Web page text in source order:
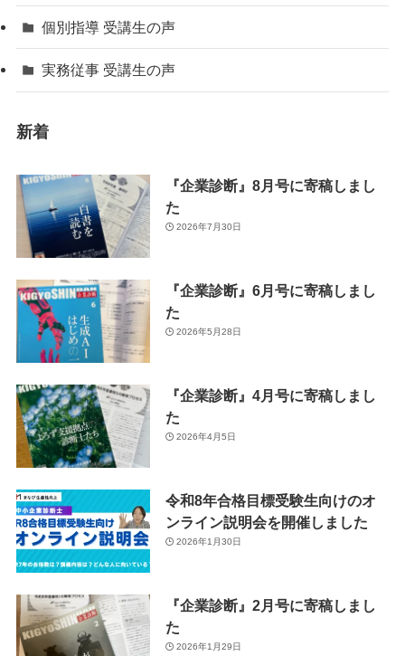
個別指導 受講生の声
実務従事 受講生の声
新着
『企業診断』8月号に寄稿しまし
た
2026年7月30日
『企業診断』6月号に寄稿しまし
た
2026年5月28日
『企業診断』4月号に寄稿しまし
た
2026年4月5日
令和8年合格目標受験生向けのオ
ンライン説明会を開催しました
2026年1月30日
『企業診断』2月号に寄稿しまし
た
2026年1月29日